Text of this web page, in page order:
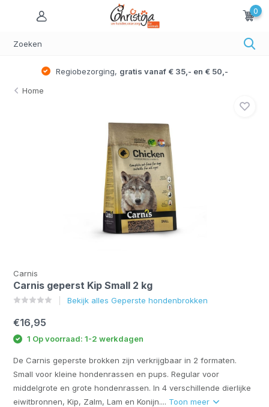
0
Regiobezorging, gratis vanaf € 35,- en € 50,-
Home
Carnis
Carnis geperst Kip Small 2 kg
Bekijk alles Geperste hondenbrokken
€16,95
1 Op voorraad: 1-2 werkdagen
De Carnis geperste brokken zijn verkrijgbaar in 2 formaten.
Small voor kleine hondenrassen en pups. Regular voor
middelgrote en grote hondenrassen. In 4 verschillende dierlijke
eiwitbronnen, Kip, Zalm, Lam en Konijn.... Toon meer